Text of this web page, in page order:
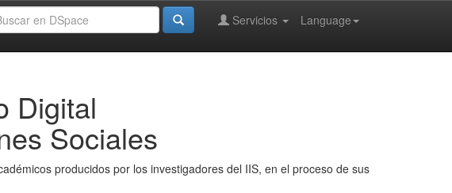
Language
Servicios
Digital
Sociales
producidos por los investigadores del IIS, en el proceso de sus